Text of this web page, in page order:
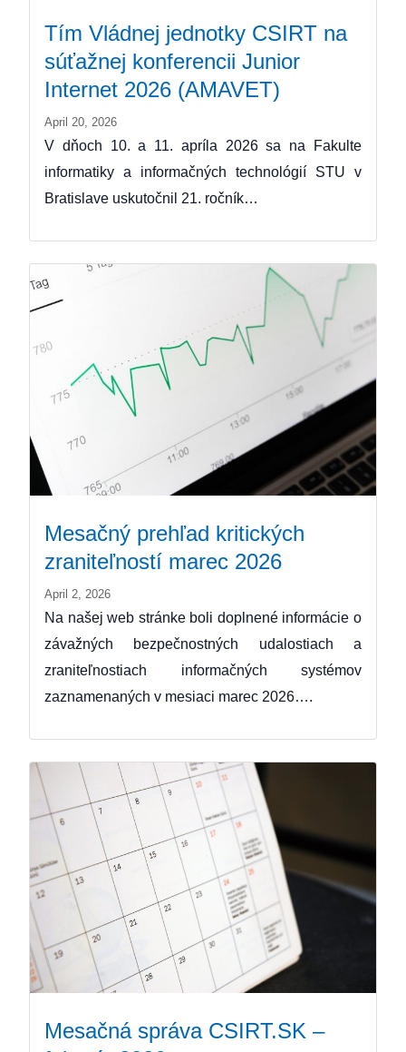
Tím Vládnej jednotky CSIRT na
súťažnej konferencii Junior
Internet 2026 (AMAVET)
April 20, 2026
V dňoch 10. a 11. apríla 2026 sa na Fakulte
informatiky a informačných technológií STU v
Bratislave uskutočnil 21. ročník…
Mesačný prehľad kritických
zraniteľností marec 2026
April 2, 2026
Na našej web stránke boli doplnené informácie o
závažných bezpečnostných udalostiach a
zraniteľnostiach informačných systémov
zaznamenaných v mesiaci marec 2026….
Mesačná správa CSIRT.SK –